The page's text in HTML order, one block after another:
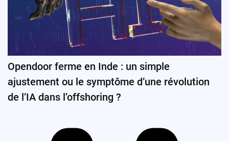
Opendoor ferme en Inde : un simple
ajustement ou le symptôme d’une révolution
de l’IA dans l’offshoring ?